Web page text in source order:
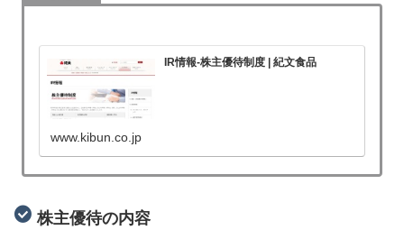
IR情報-株主優待制度 | 紀文食品
www.kibun.co.jp
株主優待の内容